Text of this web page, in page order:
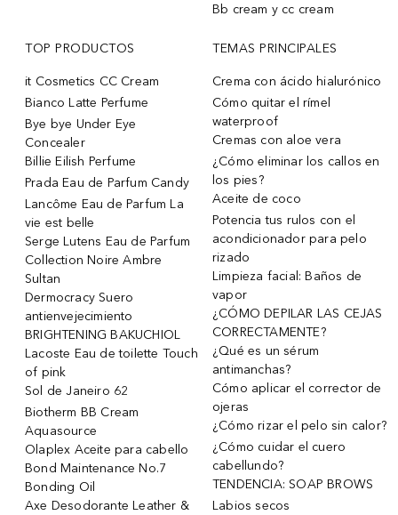
Bb cream y cc cream
TOP PRODUCTOS
it Cosmetics CC Cream
Bianco Latte Perfume
Bye bye Under Eye
Concealer
Billie Eilish Perfume
Prada Eau de Parfum Candy
Lancôme Eau de Parfum La
vie est belle
Serge Lutens Eau de Parfum
Collection Noire Ambre
Sultan
Dermocracy Suero
antienvejecimiento
BRIGHTENING BAKUCHIOL
Lacoste Eau de toilette Touch
of pink
Sol de Janeiro 62
Biotherm BB Cream
Aquasource
Olaplex Aceite para cabello
Bond Maintenance No.7
Bonding Oil
Axe Desodorante Leather &
TEMAS PRINCIPALES
Crema con ácido hialurónico
Cómo quitar el rímel
waterproof
Cremas con aloe vera
¿Cómo eliminar los callos en
los pies?
Aceite de coco
Potencia tus rulos con el
acondicionador para pelo
rizado
Limpieza facial: Baños de
vapor
¿CÓMO DEPILAR LAS CEJAS
CORRECTAMENTE?
¿Qué es un sérum
antimanchas?
Cómo aplicar el corrector de
ojeras
¿Cómo rizar el pelo sin calor?
¿Cómo cuidar el cuero
cabellundo?
TENDENCIA: SOAP BROWS
Labios secos